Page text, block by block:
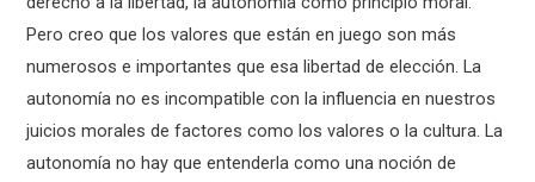
Pero creo que los valores que están en juego son más
numerosos e importantes que esa libertad de elección. La
autonomía no es incompatible con la influencia en nuestros
juicios morales de factores como los valores o la cultura. La
autonomía no hay que entenderla como una noción de